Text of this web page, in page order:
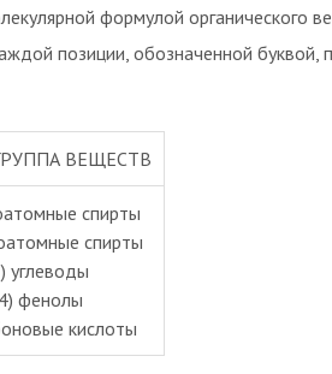
формулой органического
позиции, обозначенной
ВЕЩЕСТВ
спирты
спирты
углеводы
4) фенолы
кислоты